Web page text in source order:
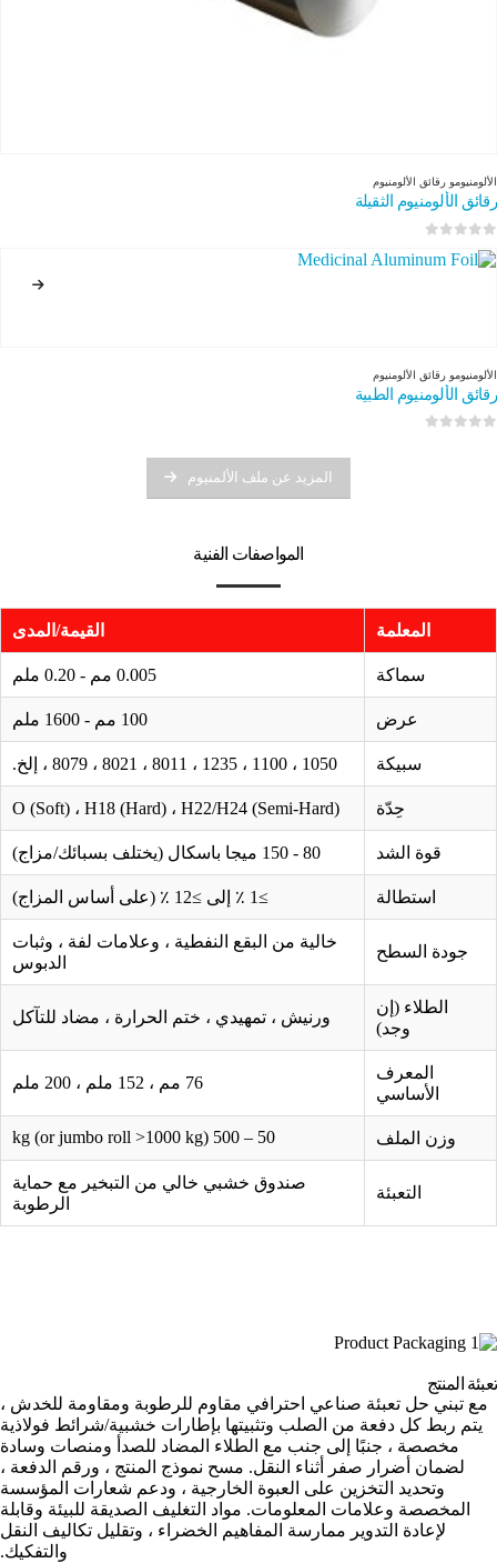
الألومنيومو رقائق الألومنيوم
رقائق الألومنيوم الثقيلة
الألومنيومو رقائق الألومنيوم
رقائق الألومنيوم الطبية
المزيد عن ملف الألمنيوم
المواصفات الفنية
المعلمة القيمة/المدى
سماكة 0.005 مم - 0.20 ملم
عرض 100 مم - 1600 ملم
سبيكة 1050 ، 1100 ، 1235 ، 8011 ، 8021 ، 8079 ، إلخ.
حِدّة O (Soft) ، H18 (Hard) ، H22/H24 (Semi-Hard)
قوة الشد 80 - 150 ميجا باسكال (يختلف بسبائك/مزاج)
استطالة ≥1 ٪ إلى ≥12 ٪ (على أساس المزاج)
جودة السطح
خالية من البقع النفطية ، وعلامات لفة ، وثبات
الدبوس
الطلاء (إن
وجد)
ورنيش ، تمهيدي ، ختم الحرارة ، مضاد للتآكل
المعرف
الأساسي
76 مم ، 152 ملم ، 200 ملم
وزن الملف 50 – 500 kg (or jumbo roll >1000 kg)
التعبئة
صندوق خشبي خالي من التبخير مع حماية
الرطوبة
تعبئة المنتج
مع تبني حل تعبئة صناعي احترافي مقاوم للرطوبة ومقاومة للخدش ،
يتم ربط كل دفعة من الصلب وتثبيتها بإطارات خشبية/شرائط فولاذية
مخصصة ، جنبًا إلى جنب مع الطلاء المضاد للصدأ ومنصات وسادة
لضمان أضرار صفر أثناء النقل. مسح نموذج المنتج ، ورقم الدفعة ،
وتحديد التخزين على العبوة الخارجية ، ودعم شعارات المؤسسة
المخصصة وعلامات المعلومات. مواد التغليف الصديقة للبيئة وقابلة
لإعادة التدوير ممارسة المفاهيم الخضراء ، وتقليل تكاليف النقل
والتفكيك.